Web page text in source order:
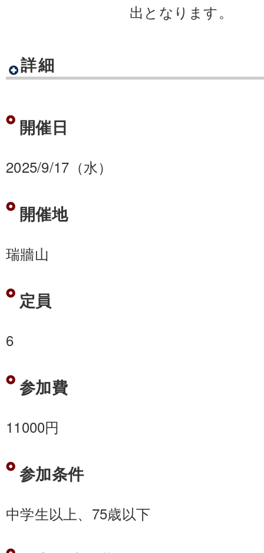
出となります。
詳細
開催日
2025/9/17（水）
開催地
瑞牆山
定員
6
参加費
11000円
参加条件
中学生以上、75歳以下